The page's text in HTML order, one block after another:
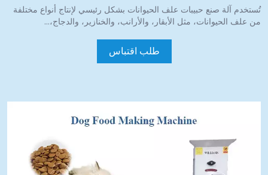
آلة صنع حبيبات علف الحيوانات بشكل رئيسي لإنتاج أنواع مختلفة
علف الحيوانات، مثل الأبقار، والأرانب، والخنازير، والدجاج،…
طلب اقتباس